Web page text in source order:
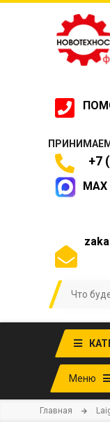
+7
MAX
Меню
Главная